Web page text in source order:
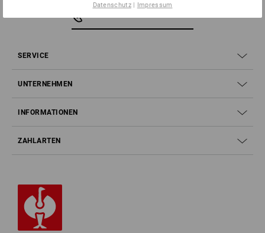
Reißverschluss mit selbstklebender Abdeckung
center.nib@dupont.com
Klicken Sie auf den Button "Datenblatt" für weitere
SERVICE
UNTERNEHMEN
INFORMATIONEN
ZAHLARTEN
Datenschutz| Impressum